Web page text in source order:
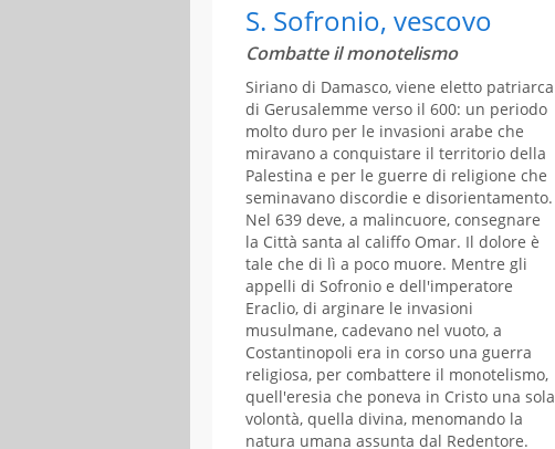
S. Sofronio, vescovo
Combatte il monotelismo
Siriano di Damasco, viene eletto patriarca
di Gerusalemme verso il 600: un periodo
molto duro per le invasioni arabe che
miravano a conquistare il territorio della
Palestina e per le guerre di religione che
seminavano discordie e disorientamento.
Nel 639 deve, a malincuore, consegnare
la Città santa al califfo Omar. Il dolore è
tale che di lì a poco muore. Mentre gli
appelli di Sofronio e dell'imperatore
Eraclio, di arginare le invasioni
musulmane, cadevano nel vuoto, a
Costantinopoli era in corso una guerra
religiosa, per combattere il monotelismo,
quell'eresia che poneva in Cristo una sola
volontà, quella divina, menomando la
natura umana assunta dal Redentore.
D
04
11
18
25
L M M G V S D
01
02
03 04 05 06 07
08
09
10 11 12 13 14
15
16
17 18 19 20 21
23
24 25 26 27 28